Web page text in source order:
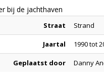
bij de jachthaven
Straat Strand
Jaartal 1990 tot
Geplaatst door Danny